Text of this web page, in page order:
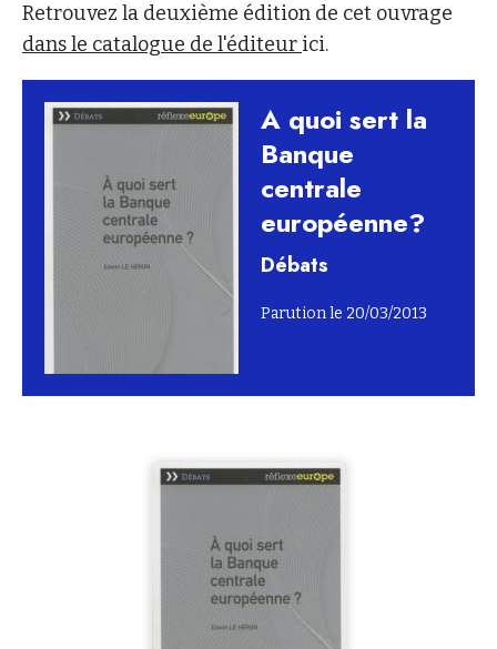
Retrouvez la deuxième édition de cet ouvrage
dans le catalogue de l'éditeur ici.
A quoi sert la
Banque
centrale
européenne?
Débats
Parution le 20/03/2013